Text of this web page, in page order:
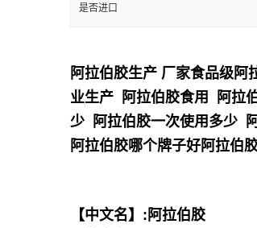
是否进口
阿拉伯胶生产 厂家食品级
业生产 阿拉伯胶食用 阿拉
少 阿拉伯胶一次使用多少
阿拉伯胶哪个牌子好阿拉伯
【中文名】:阿拉伯胶